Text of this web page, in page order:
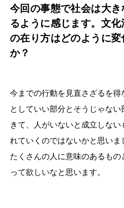
今回の事態で社会は大
るように感じます。文
の在り方はどのように
か？
今までの行動を見直さざるを
としていい部分とそうじゃな
きて、人がいないと成立しな
れていくのではないかと思い
たくさんの人に意味のあるも
って欲しいなと思います。